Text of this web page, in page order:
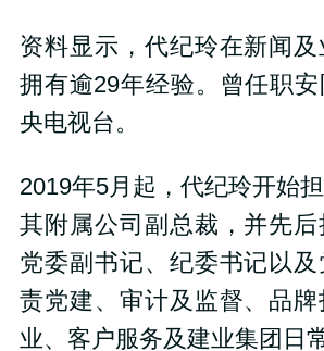
资料显示，代纪玲在新闻
拥有逾29年经验。曾任职
央电视台。
2019年5月起，代纪玲开始
其附属公司副总裁，并先
党委副书记、纪委书记以
责党建、审计及监督、品
业、客户服务及建业集团日